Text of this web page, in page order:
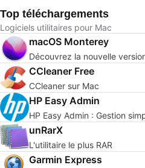
Top téléchargements
Logiciels utilitaires pour Mac
macOS Monterey
Découvrez la nouvelle
CCleaner Free
CCleaner sur Mac
HP Easy Admin
HP Easy Admin : Gestion
unRarX
L'utilitaire le plus RAR
Garmin Express